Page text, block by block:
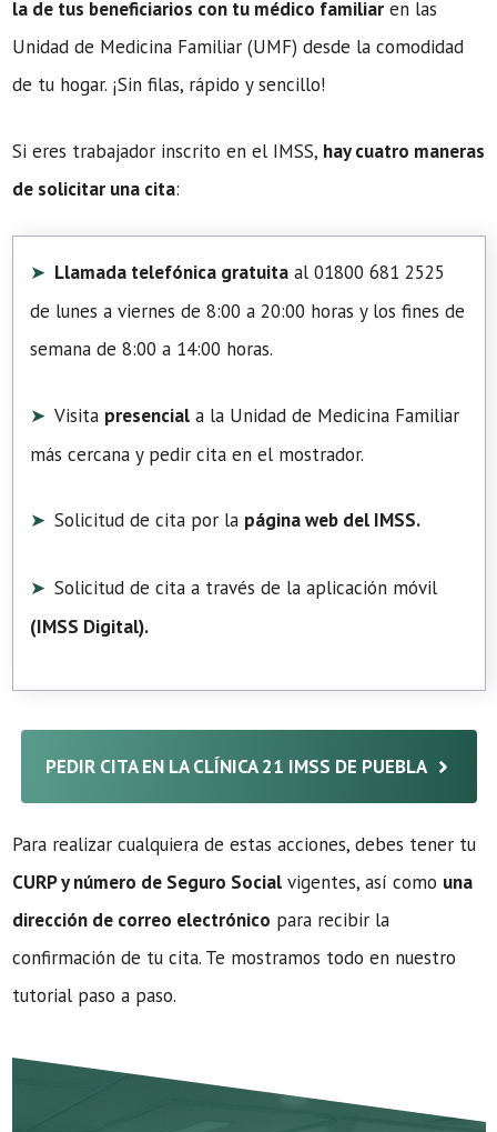
la de tus beneficiarios con tu médico familiar en las
Unidad de Medicina Familiar (UMF) desde la comodidad
de tu hogar. ¡Sin filas, rápido y sencillo!
Si eres trabajador inscrito en el IMSS, hay cuatro maneras
de solicitar una cita:
Llamada telefónica gratuita al 01800 681 2525
de lunes a viernes de 8:00 a 20:00 horas y los fines de
semana de 8:00 a 14:00 horas.
Visita presencial a la Unidad de Medicina Familiar
más cercana y pedir cita en el mostrador.
Solicitud de cita por la página web del IMSS.
Solicitud de cita a través de la aplicación móvil
(IMSS Digital).
PEDIR CITA EN LA CLÍNICA 21 IMSS DE PUEBLA
Para realizar cualquiera de estas acciones, debes tener tu
CURP y número de Seguro Social vigentes, así como una
dirección de correo electrónico para recibir la
confirmación de tu cita. Te mostramos todo en nuestro
tutorial paso a paso.